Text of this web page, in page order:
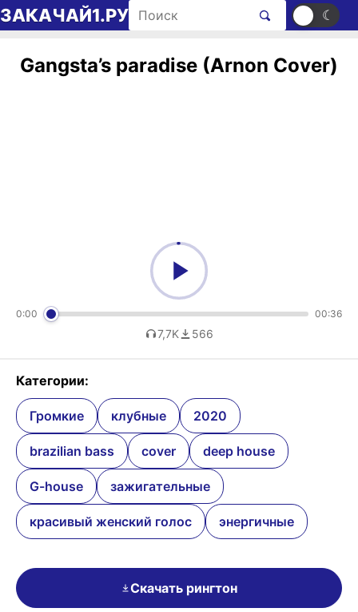
Перейти к содержимому
ЗАКАЧАЙ1.РУ Поиск рингтонов ☀ ☾
Gangsta’s paradise (Arnon Cover)
0:00 00:36
7,7K 566
Категории:
Громкие клубные 2020
brazilian bass cover deep house
G-house зажигательные
красивый женский голос энергичные
Скачать рингтон